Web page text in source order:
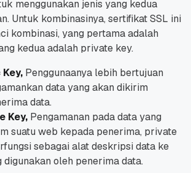
menggunakan jenis yang kedua
Untuk kombinasinya, sertifikat SSL ini
kombinasi, yang pertama adalah
kedua adalah private key.
Penggunaanya lebih bertujuan
data yang akan dikirim
data.
Key, Pengamanan pada data yang
suatu web kepada penerima, private
sebagai alat deskripsi data ke
digunakan oleh penerima data.